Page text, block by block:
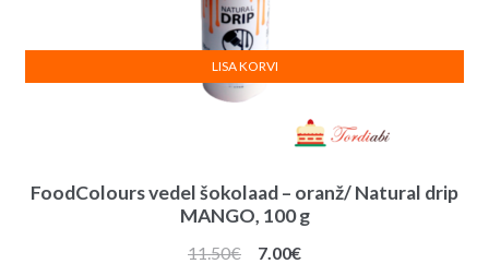
FoodColours vedel šokolaad – oranž/ Natural drip
MANGO, 100 g
11.50€
Algne
7.00€Praegune
LISA KORVI